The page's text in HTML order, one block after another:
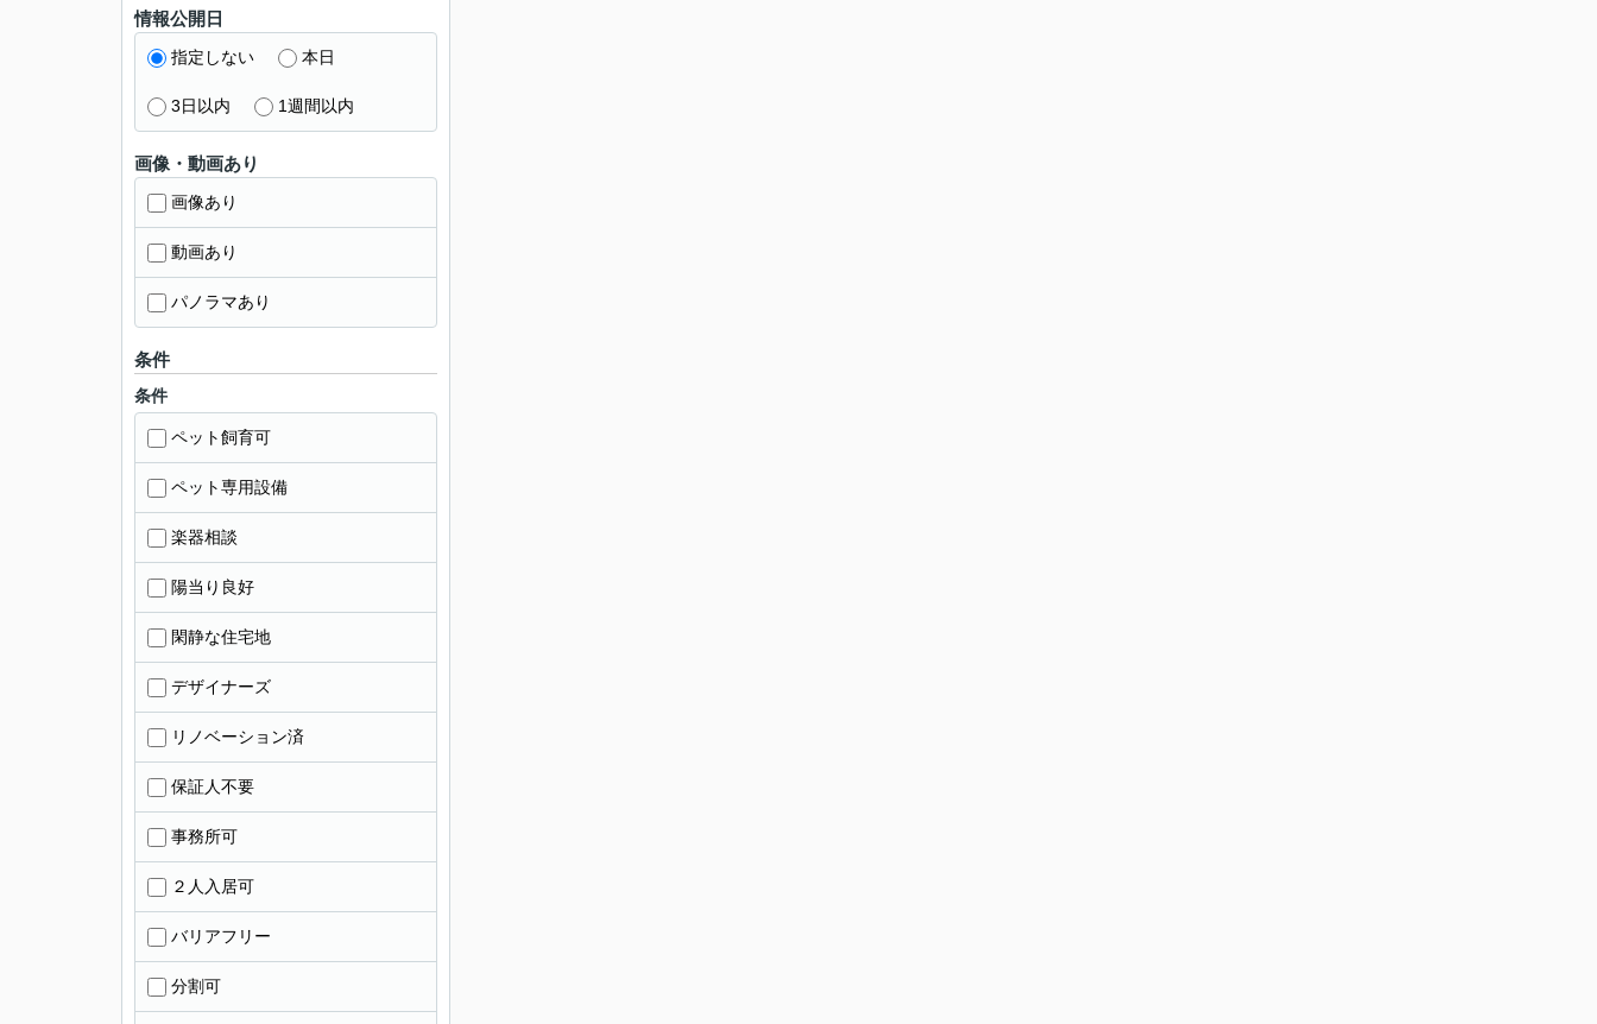
情報公開日
指定しない 本日
3日以内 1週間以内
画像・動画あり
画像あり
動画あり
パノラマあり
条件
条件
ペット飼育可
ペット専用設備
楽器相談
陽当り良好
閑静な住宅地
デザイナーズ
リノベーション済
保証人不要
事務所可
２人入居可
バリアフリー
分割可